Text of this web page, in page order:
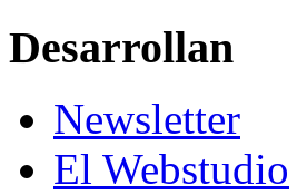
Desarrollan
Newsletter
El Webstudio